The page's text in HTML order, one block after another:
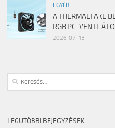
EGYÉB
A THERMALTAKE
RGB PC-
2026-07-13
Keresés:
LEGUTÓBBI BEJEGYZÉSEK